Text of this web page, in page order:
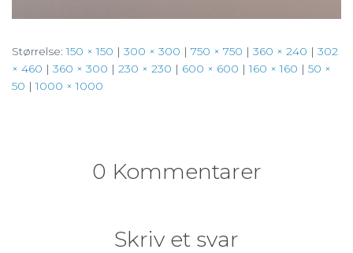
Størrelse:150 × 150 | 300 × 300 | 750 × 750 | 360 × 240 | 302
× 460 | 360 × 300 | 230 × 230 | 600 × 600 | 160 × 160 | 50 ×
50 | 1000 × 1000
0 Kommentarer
Skriv et svar